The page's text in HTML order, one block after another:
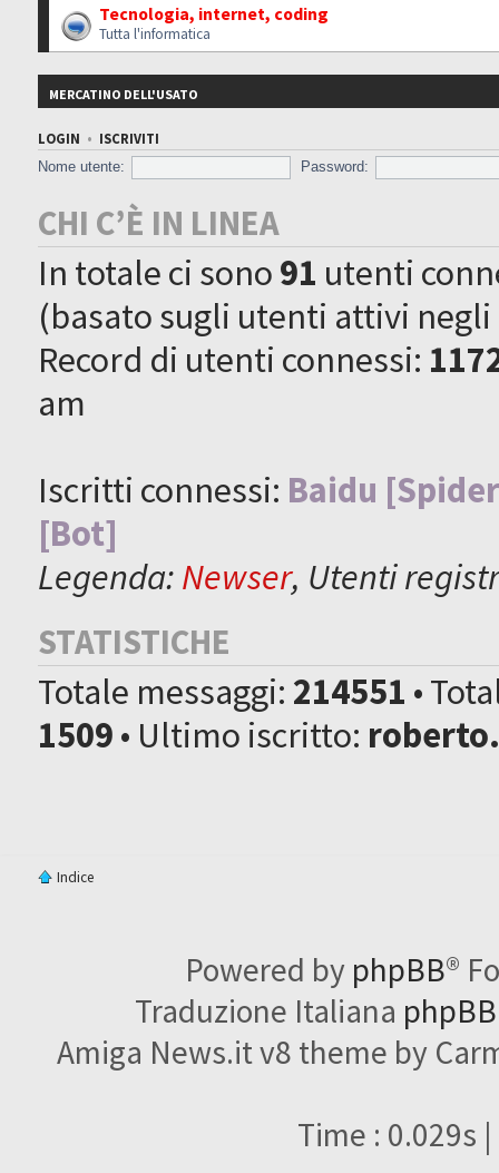
Tecnologia, internet, coding
Tutta l'informatica
MERCATINO DELL'USATO
LOGIN • ISCRIVITI
Nome utente:
Password:
CHI C’È IN LINEA
In totale ci sono91 utenti
(basato sugli utenti attivi
Record di utenti connessi:
am
Iscritti connessi: Baidu
[Bot]
Legenda:Newser, Utenti
STATISTICHE
Totale messaggi: 214551 •
1509• Ultimo iscritto:
Indice
Powered by phpBB®
Traduzione Italiana
Amiga News.it v8 theme by
Time : 0.029s